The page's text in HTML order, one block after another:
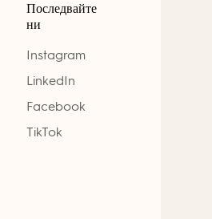
Последвайте
ни
Instagram
LinkedIn
Facebook
TikTok